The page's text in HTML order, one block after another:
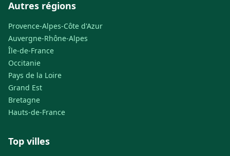
Autres régions
Provence-Alpes-Côte d'Azur
Auvergne-Rhône-Alpes
Île-de-France
Occitanie
Pays de la Loire
Grand Est
Bretagne
Hauts-de-France
Top villes